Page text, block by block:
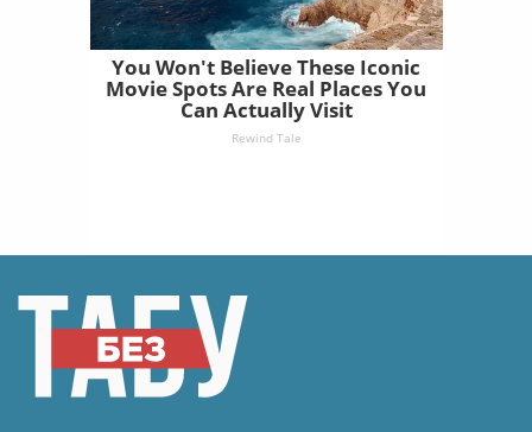
You Won't Believe These Iconic
Movie Spots Are Real Places You
Can Actually Visit
Rewind Tale